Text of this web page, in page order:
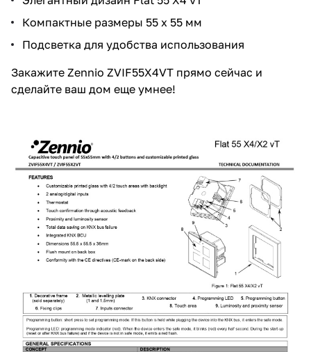
Компактные размеры 55 x 55 мм
Подсветка для удобства использования
Закажите Zennio ZVIF55X4VT прямо сейчас и
сделайте ваш дом еще умнее!